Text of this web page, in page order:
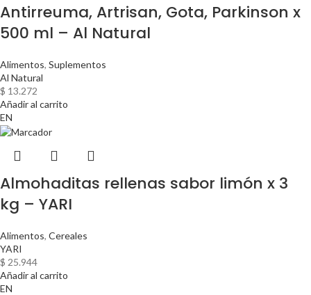
Antirreuma, Artrisan, Gota, Parkinson x
500 ml – Al Natural
Alimentos, Suplementos
Al Natural
$ 13.272
Añadir al carrito
EN
Almohaditas rellenas sabor limón x 3
kg – YARI
Alimentos, Cereales
YARI
$ 25.944
Añadir al carrito
EN